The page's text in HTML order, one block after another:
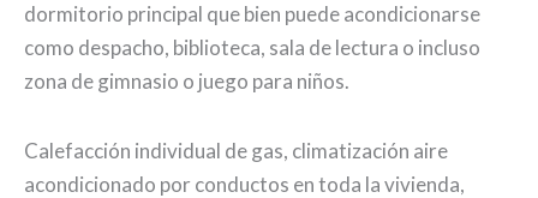
dormitorio principal que bien puede acondicionarse
como despacho, biblioteca, sala de lectura o incluso
zona de gimnasio o juego para niños.
Calefacción individual de gas, climatización aire
acondicionado por conductos en toda la vivienda,